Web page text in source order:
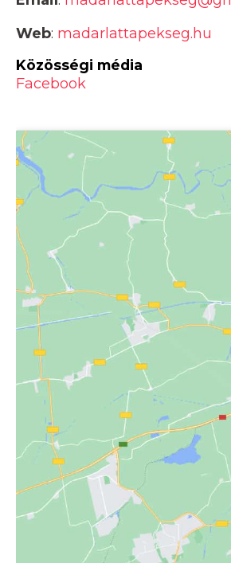
Web: madarlattapekseg.hu
Közösségi média
Facebook
Akadálymentes baráti
egész évben egyéni